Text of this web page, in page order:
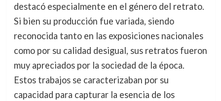
destacó especialmente en el género del retrato.
Si bien su producción fue variada, siendo
reconocida tanto en las exposiciones nacionales
como por su calidad desigual, sus retratos fueron
muy apreciados por la sociedad de la época.
Estos trabajos se caracterizaban por su
capacidad para capturar la esencia de los